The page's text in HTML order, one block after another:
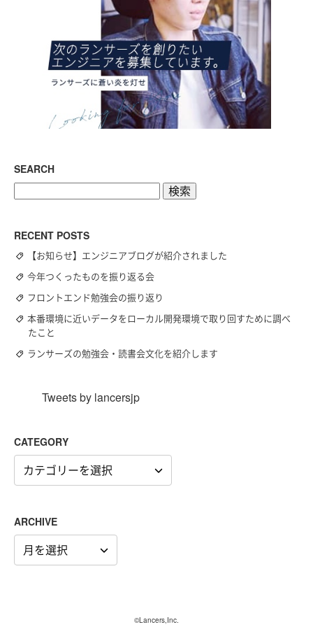
SEARCH
RECENT POSTS
【お知らせ】エンジニアブログが紹介されました
今年つくったものを振り返る会
フロントエンド勉強会の振り返り
本番環境に近いデータをローカル開発環境で取り回すために調べ
たこと
ランサーズの勉強会・読書会文化を紹介します
Tweets by lancersjp
CATEGORY
CATEGORY
ARCHIVE
ARCHIVE
©Lancers,Inc.